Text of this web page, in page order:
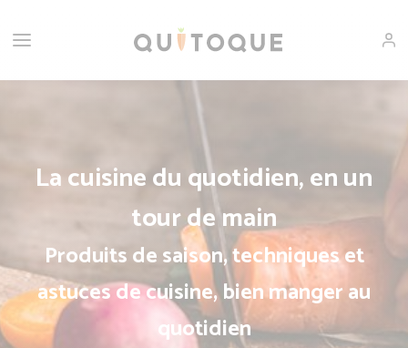
La cuisine du quotidien, en un
tour de main
Produits de saison, techniques et
astuces de cuisine, bien manger au
quotidien